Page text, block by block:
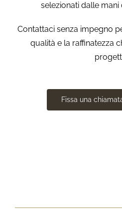
selezionati dalle mani
Contattaci senza impegno
qualità e la raffinatezza
Fissa una